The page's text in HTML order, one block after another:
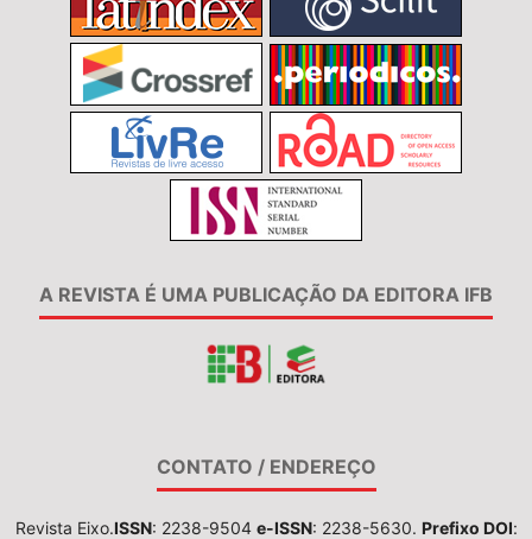
A REVISTA É UMA PUBLICAÇÃO DA EDITORA IFB
CONTATO / ENDEREÇO
Revista Eixo.ISSN: 2238-9504 e-ISSN: 2238-5630. Prefixo DOI: